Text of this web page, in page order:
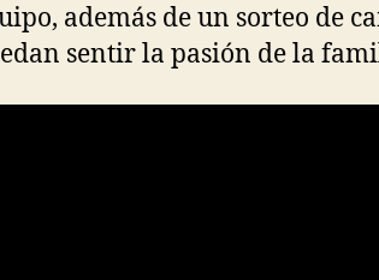
además de un sorteo de
sentir la pasión de la